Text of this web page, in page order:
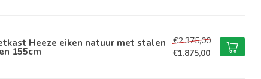
Heeze eiken natuur met stalen
155cm
€2.375,00
€1.875,00